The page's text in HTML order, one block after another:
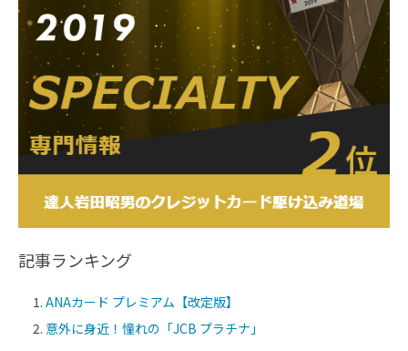
記事ランキング
ANAカード プレミアム【改定版】
意外に身近！憧れの「JCB プラチナ」